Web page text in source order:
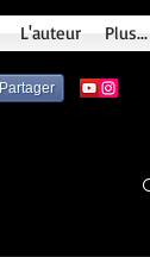
L'auteur Plus...
Partager